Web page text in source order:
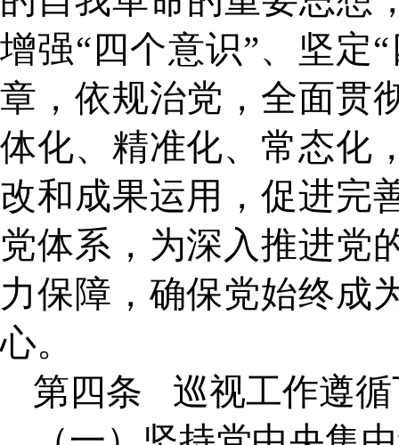
增强“四个意识”、坚定
章，依规治党，全面贯
体化、精准化、常态化
改和成果运用，促进完
党体系，为深入推进党
力保障，确保党始终成
心。
第四条
巡视工作遵